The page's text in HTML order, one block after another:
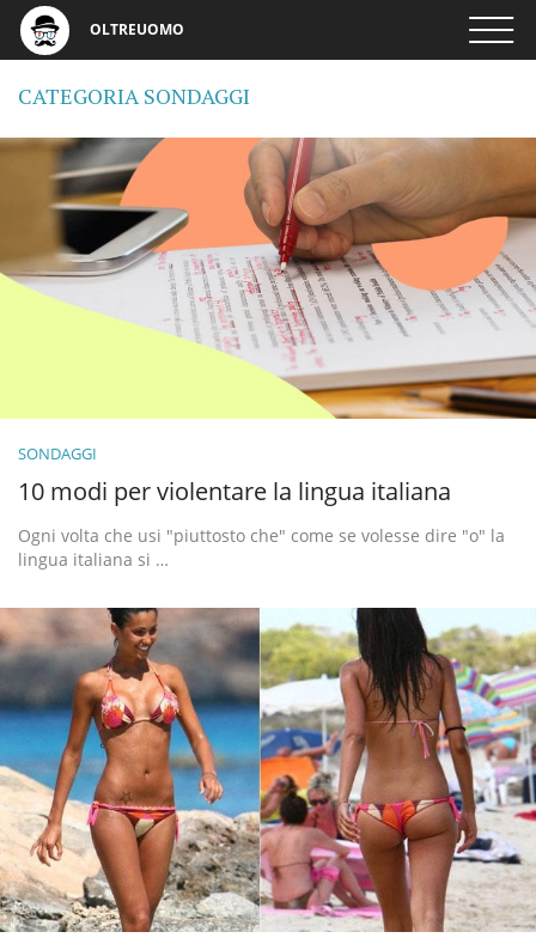
OLTREUOMO
CATEGORIA SONDAGGI
SONDAGGI
10 modi per violentare la lingua italiana
Ogni volta che usi "piuttosto che" come se volesse dire "o" la
lingua italiana si …